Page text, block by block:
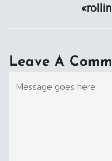
Leave A